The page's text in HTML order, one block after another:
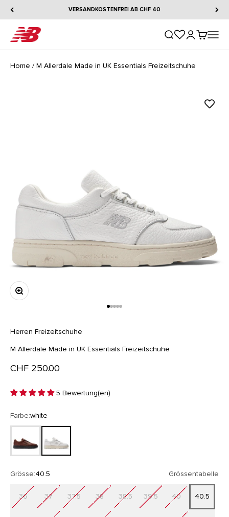
VERSANDKOSTENFREI AB CHF 40
New Balance Suche öffnen
Home / M Allerdale Made in UK Essentials Freizeitschuhe
Bild vergrößern
Herren Freizeitschuhe
M Allerdale Made in UK Essentials Freizeitschuhe
Angebot
CHF 250.00
5 Bewertung(en)
Farbe:white
Grösse:40.5 Grössentabelle
36 37 37.5 38 38.5 39.5 40 40.5